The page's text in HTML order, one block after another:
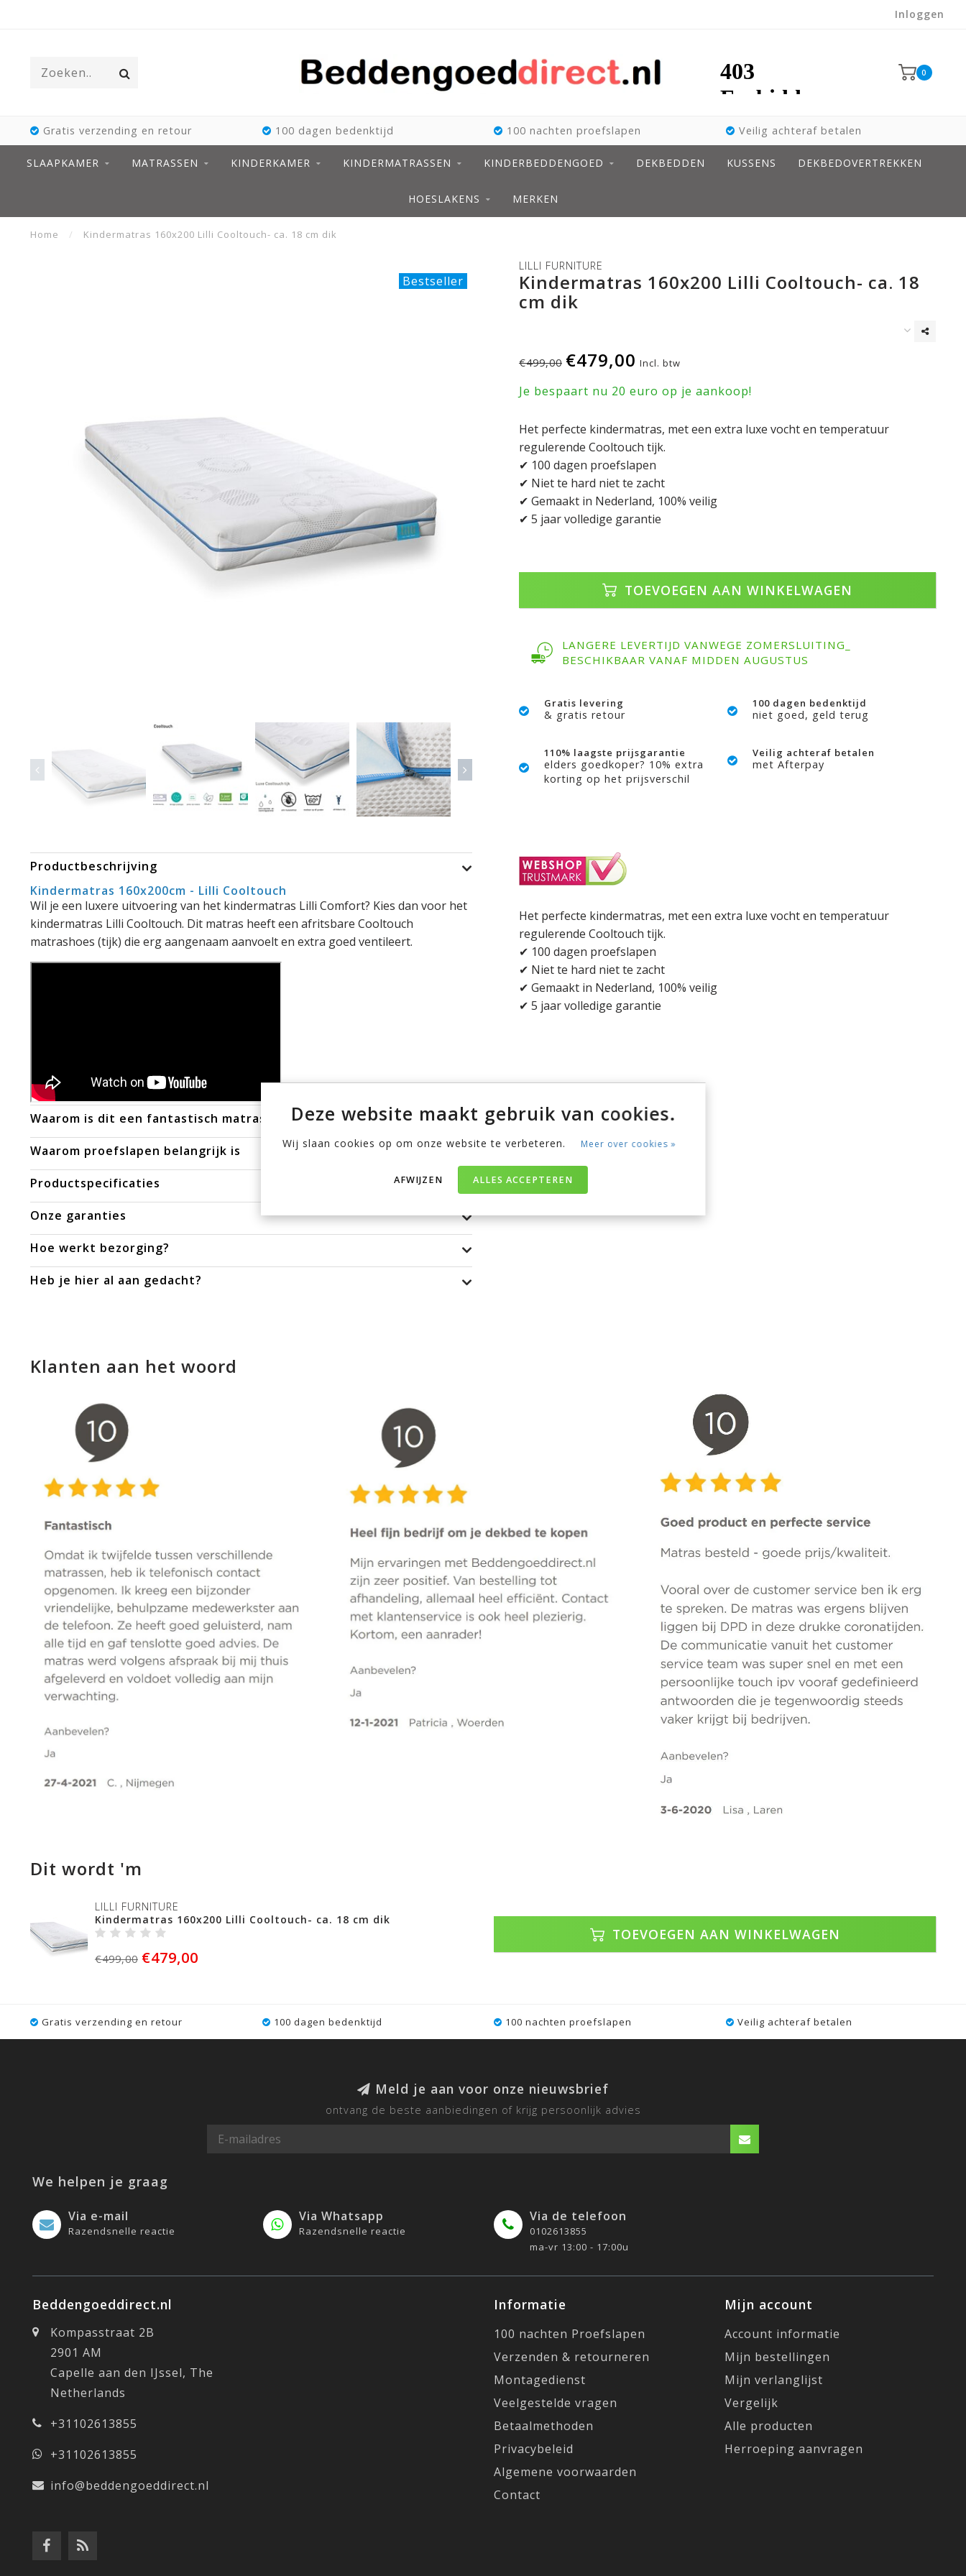
Inloggen
0
Gratis verzending en retour 100 dagen bedenktijd 100 nachten proefslapen Veilig achteraf betalen
SLAAPKAMER MATRASSEN KINDERKAMER KINDERMATRASSEN KINDERBEDDENGOED DEKBEDDEN KUSSENS DEKBEDOVERTREKKEN
HOESLAKENS MERKEN
Home / Kindermatras 160x200 Lilli Cooltouch- ca. 18 cm dik
Bestseller
LILLI FURNITURE
Kindermatras 160x200 Lilli Cooltouch- ca. 18
cm dik
€499,00 €479,00 Incl. btw
Je bespaart nu 20 euro op je aankoop!
Het perfecte kindermatras, met een extra luxe vocht en temperatuur
regulerende Cooltouch tijk.
✔ 100 dagen proefslapen
✔ Niet te hard niet te zacht
✔ Gemaakt in Nederland, 100% veilig
✔ 5 jaar volledige garantie
TOEVOEGEN AAN WINKELWAGEN
LANGERE LEVERTIJD VANWEGE ZOMERSLUITING_
BESCHIKBAAR VANAF MIDDEN AUGUSTUS
Gratis levering
& gratis retour
100 dagen bedenktijd
niet goed, geld terug
110% laagste prijsgarantie
elders goedkoper? 10% extra
korting op het prijsverschil
Veilig achteraf betalen
met Afterpay
Productbeschrijving
Kindermatras 160x200cm - Lilli Cooltouch
Wil je een luxere uitvoering van het kindermatras Lilli Comfort? Kies dan voor het
kindermatras Lilli Cooltouch. Dit matras heeft een afritsbare Cooltouch
matrashoes (tijk) die erg aangenaam aanvoelt en extra goed ventileert.
Waarom is dit een fantastisch matras?
Waarom proefslapen belangrijk is
Productspecificaties
Onze garanties
Hoe werkt bezorging?
Heb je hier al aan gedacht?
Het perfecte kindermatras, met een extra luxe vocht en temperatuur
regulerende Cooltouch tijk.
✔ 100 dagen proefslapen
✔ Niet te hard niet te zacht
✔ Gemaakt in Nederland, 100% veilig
✔ 5 jaar volledige garantie
Klanten aan het woord
Dit wordt 'm
LILLI FURNITURE
Kindermatras 160x200 Lilli Cooltouch- ca. 18 cm dik
€499,00 €479,00
TOEVOEGEN AAN WINKELWAGEN
Deze website maakt gebruik van cookies.
Wij slaan cookies op om onze website te verbeteren. Meer over cookies »
ALLES ACCEPTEREN
AFWIJZEN
Gratis verzending en retour 100 dagen bedenktijd 100 nachten proefslapen Veilig achteraf betalen
Meld je aan voor onze nieuwsbrief
ontvang de beste aanbiedingen of krijg persoonlijk advies
We helpen je graag
Via e-mail
Razendsnelle reactie
Via Whatsapp
Razendsnelle reactie
Via de telefoon
0102613855
ma-vr 13:00 - 17:00u
Beddengoeddirect.nl
Kompasstraat 2B
2901 AM
Capelle aan den IJssel, The
Netherlands
+31102613855
+31102613855
info@beddengoeddirect.nl
Informatie
100 nachten Proefslapen
Verzenden & retourneren
Montagedienst
Veelgestelde vragen
Betaalmethoden
Privacybeleid
Algemene voorwaarden
Contact
Mijn account
Account informatie
Mijn bestellingen
Mijn verlanglijst
Vergelijk
Alle producten
Herroeping aanvragen